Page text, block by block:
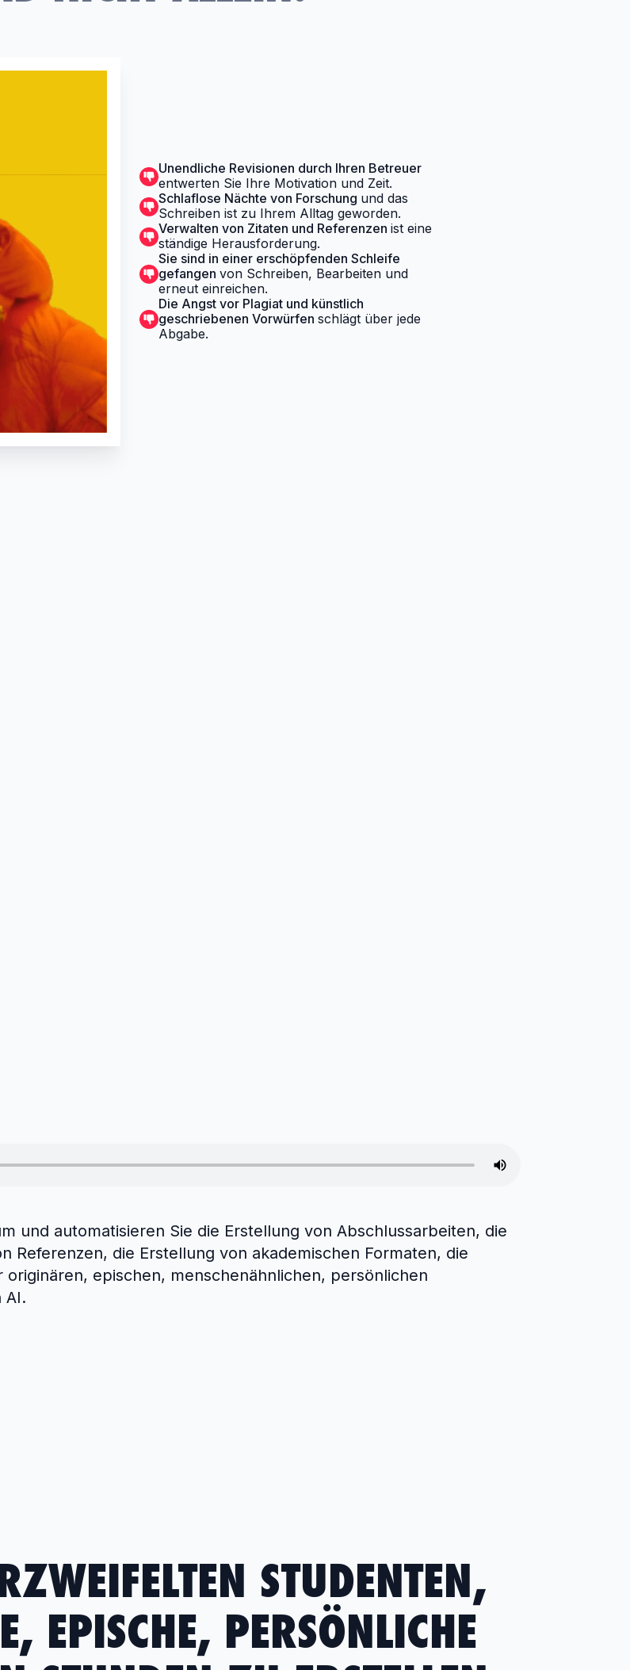
Unendliche Revisionen durch Ihren Betreuer
entwerten Sie Ihre Motivation und Zeit.
Schlaflose Nächte von Forschung und das
Schreiben ist zu Ihrem Alltag geworden.
Verwalten von Zitaten und Referenzen ist eine
ständige Herausforderung.
Sie sind in einer erschöpfenden Schleife
gefangen von Schreiben, Bearbeiten und
erneut einreichen.
Die Angst vor Plagiat und künstlich
geschriebenen Vorwürfen schlägt über jede
Abgabe.
und automatisieren Sie die Erstellung von Abschlussarbeiten, die
Referenzen, die Erstellung von akademischen Formaten, die
epischen, menschenähnlichen, persönlichen
AI.
STUDENTEN,
EPISCHE, PERSÖNLICHE